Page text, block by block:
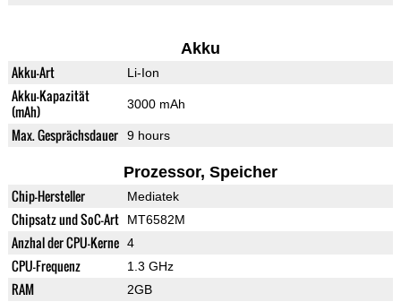
Akku
Akku-Art Li-Ion
Akku-Kapazität
(mAh)
3000 mAh
Max. Gesprächsdauer 9 hours
Prozessor, Speicher
Chip-Hersteller Mediatek
Chipsatz und SoC-Art MT6582M
Anzhal der CPU-Kerne 4
CPU-Frequenz 1.3 GHz
RAM 2GB